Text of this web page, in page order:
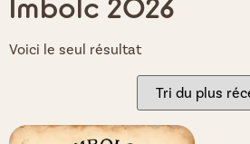
Imbolc 2026
Voici le seul résultat